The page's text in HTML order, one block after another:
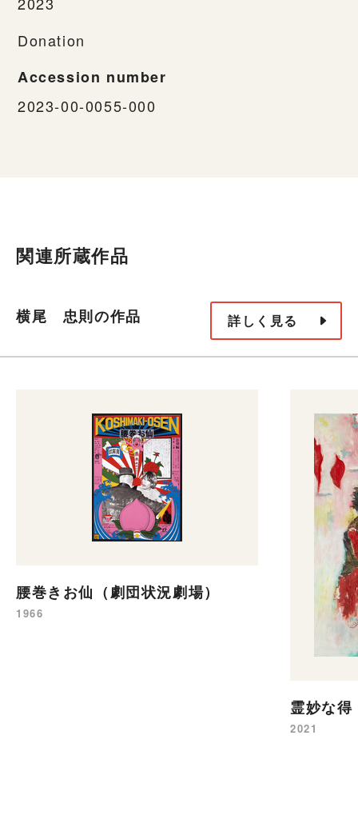
Donation
Accession number
2023-00-0055-000
関連所蔵作品
横尾 忠則の作品 詳しく見る
腰巻きお仙（劇団状況劇場）
1966
霊妙な得
2021